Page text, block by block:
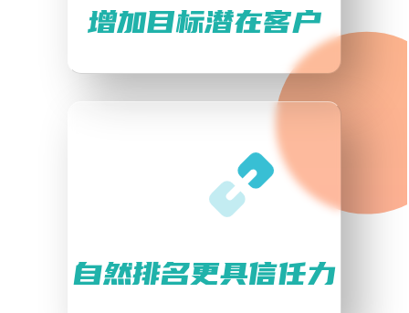
增加目标潜在客户
自然排名更具信任力